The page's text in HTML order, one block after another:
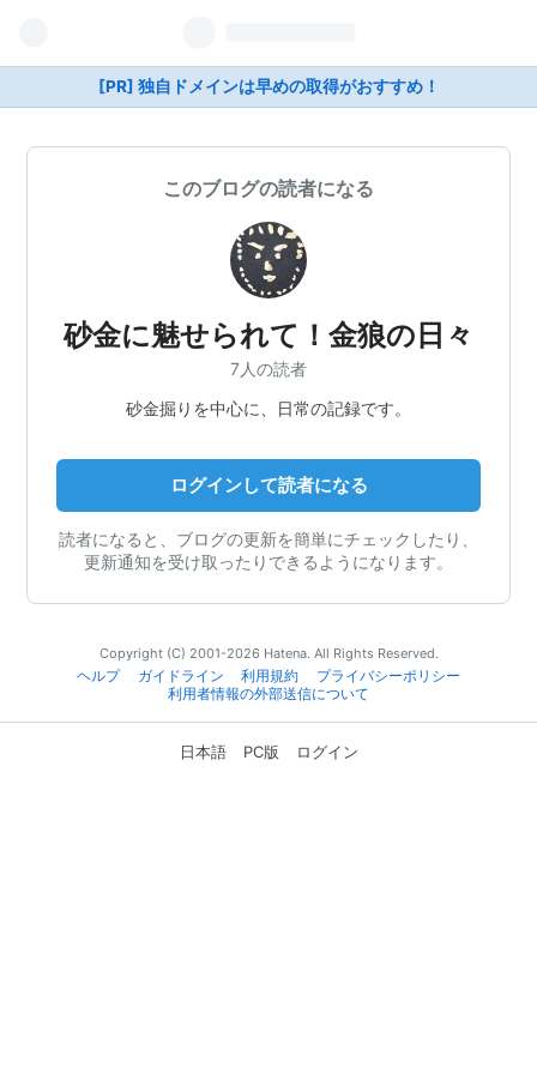
[PR] 独自ドメインは早めの取得がおすすめ！
このブログの読者になる
砂金に魅せられて！金狼の日々
7人の読者
砂金掘りを中心に、日常の記録です。
ログインして読者になる
読者になると、ブログの更新を簡単にチェックしたり、
更新通知を受け取ったりできるようになります。
Copyright (C) 2001-2026 Hatena. All Rights Reserved.
ヘルプ
ガイドライン 利用規約
プライバシーポリシー
利用者情報の外部送信について
日本語 PC版 ログイン